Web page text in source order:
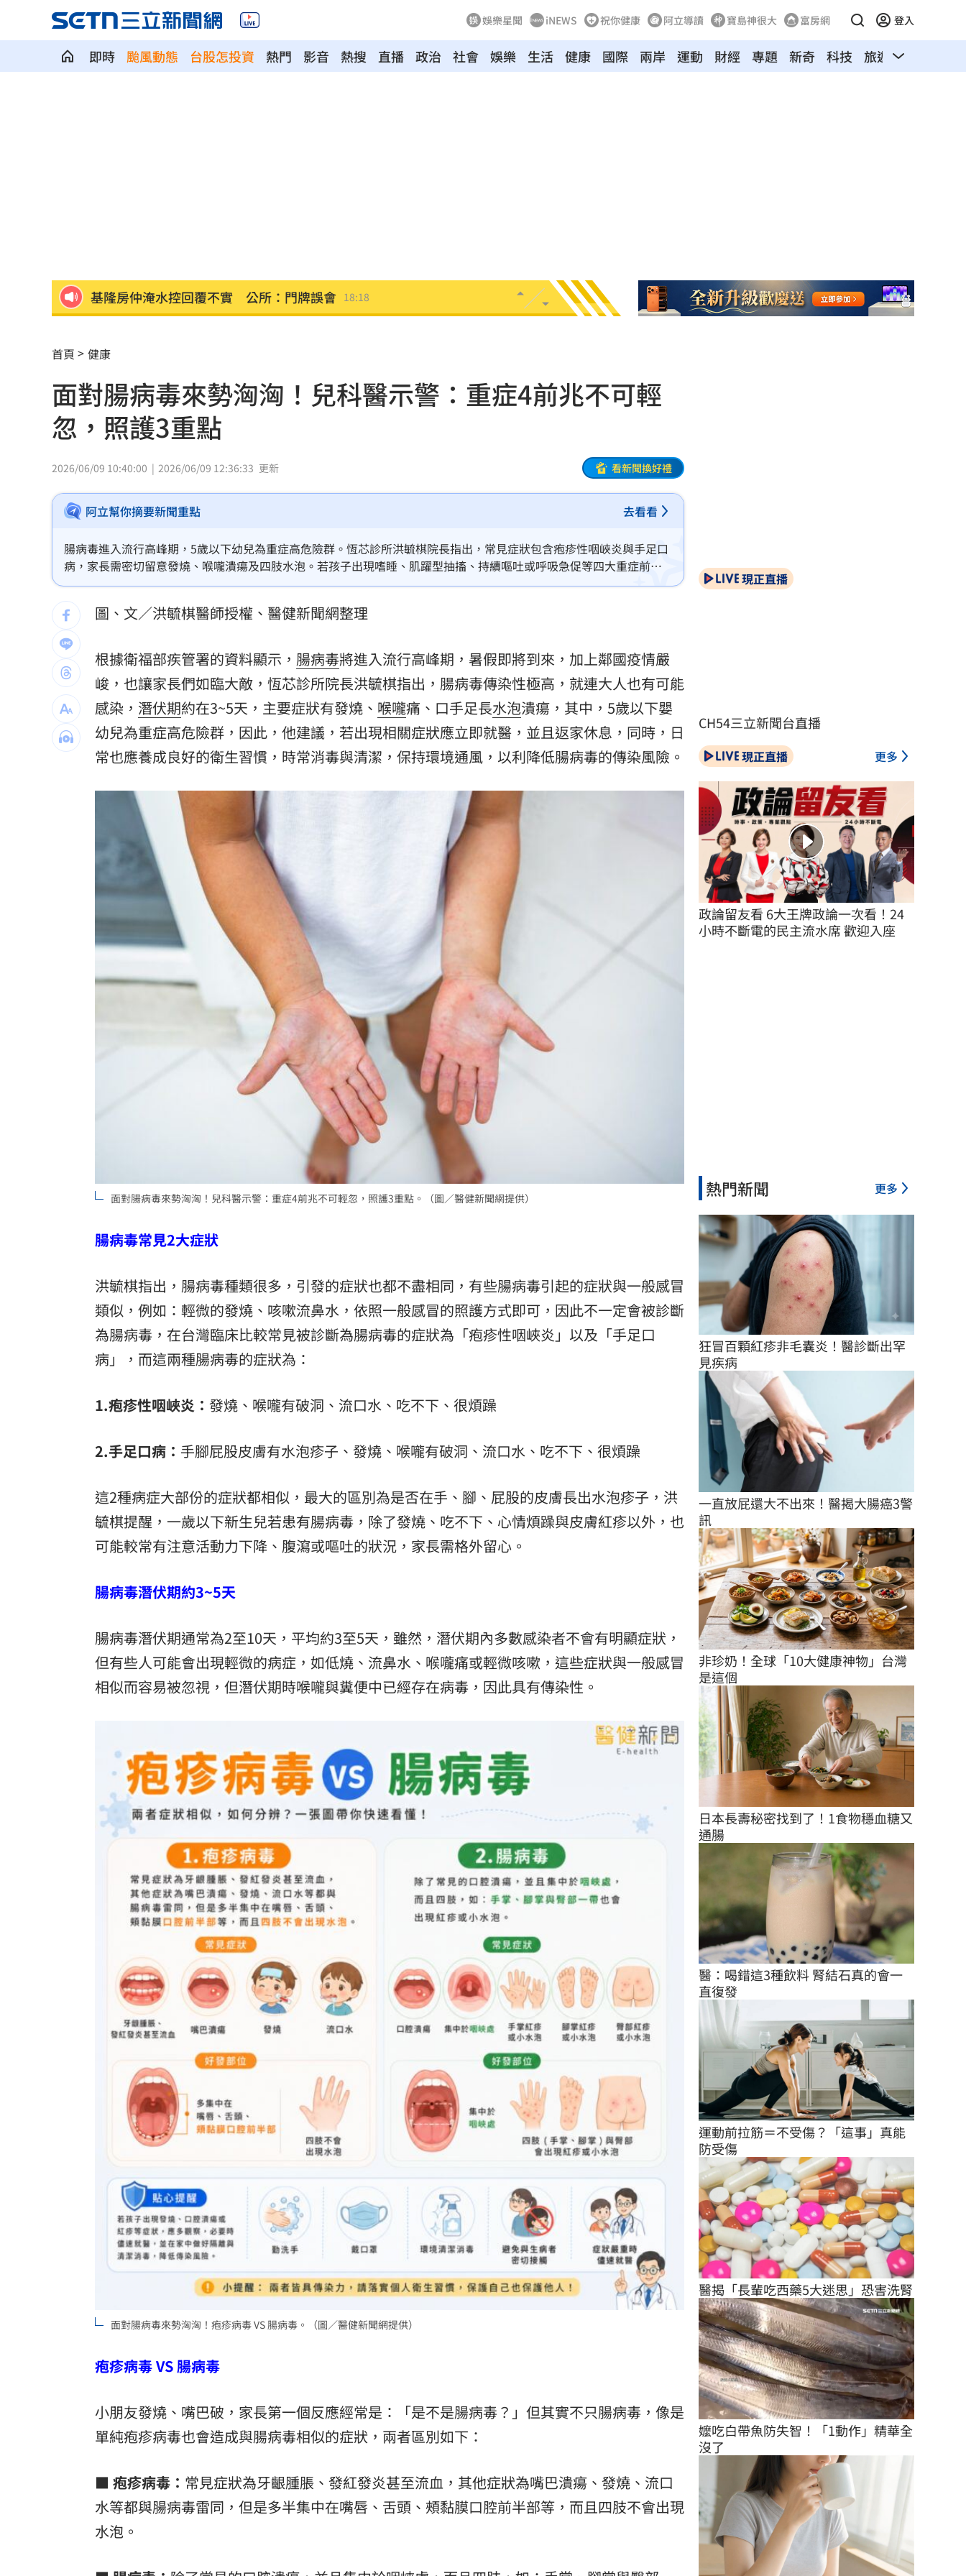
娛樂星聞 iNEWS 祝你健康 阿立導讀 寶島神很大 富房網 登入
即時 颱風動態 台股怎投資 熱門 影音 熱搜 直播 政治 社會 娛樂 生活 健康 國際 兩岸 運動 財經 專題 新奇 科技 旅遊 汽車
星二代闖好聲音挨轟 歌手親姊心疼發聲了 18:13
波克夏出手 砸百億美元投資Alphabet 18:12
黃仁勳告白喜歡華莎！她尬稱：不知他是誰
風大雨大沒放假？她轟蔣萬安用1句話卸責
白海豚沒陸警卻比巴威有感！氣象署曝關鍵
金價1週漲300美元！一票華爾街分析師看多 18:07
獨／田路路生活陷困境！女歌手超狂暖舉曝 18:01
台指期破45000點 本週聚焦鴻海、大立光 17:56
斗六小貨車窗被惡意砸破！車內慘遭搜刮 17:50
台灣彩券開獎直播中 20:31
LIVE三立+24小時直播
三立iNEWS新聞台線上直播 18:00
商場戰國來臨 台中「頂奢大道」逐漸成形
台彩父親節推新刮刮樂千萬頭獎超「爸」氣
「拍片人的多重宇宙」職涯論壇9/12登場！
8國球員齊聚高雄 Formosa 7s掀足球熱潮
理想混蛋號召粉絲跨海追星吃美食！ 18:15
首頁 健康
面對腸病毒來勢洶洶！兒科醫示警：重症4前兆不可輕
忽，照護3重點
2026/06/09 10:40:00 2026/06/09 12:36:33 更新 看新聞換好禮
阿立幫你摘要新聞重點 去看看
腸病毒進入流行高峰期，5歲以下幼兒為重症高危險群。恆芯診所洪毓棋院長指出，常見症狀包含疱疹性咽峽炎與手足口
病，家長需密切留意發燒、喉嚨潰瘍及四肢水泡。若孩子出現嗜睡、肌躍型抽搐、持續嘔吐或呼吸急促等四大重症前
兆，應立即就醫。居家照護建議少量多次補充電解質水，並提供布丁、仙草等溫涼軟質食物緩解不適。勤洗手、以漂白
水消毒環境，是預防腸病毒傳染、守護健康的關鍵。
圖、文／洪毓棋醫師授權、醫健新聞網整理
根據衛福部疾管署的資料顯示， 腸病毒將進入流行高峰期，暑假即將到來，加上鄰國疫情嚴
峻，也讓家長們如臨大敵，恆芯診所院長洪毓棋指出，腸病毒傳染性極高，就連大人也有可能
感染， 潛伏期約在3~5天，主要症狀有發燒、 喉嚨痛、口手足長水泡潰瘍，其中，5歲以下嬰
幼兒為重症高危險群，因此，他建議，若出現相關症狀應立即就醫，並且返家休息，同時，日
常也應養成良好的衛生習慣，時常消毒與清潔，保持環境通風，以利降低腸病毒的傳染風險。
面對腸病毒來勢洶洶！兒科醫示警：重症4前兆不可輕忽，照護3重點。（圖／醫健新聞網提供）
腸病毒常見2大症狀
洪毓棋指出，腸病毒種類很多，引發的症狀也都不盡相同，有些腸病毒引起的症狀與一般感冒
類似，例如：輕微的發燒、咳嗽流鼻水，依照一般感冒的照護方式即可，因此不一定會被診斷
為腸病毒，在台灣臨床比較常見被診斷為腸病毒的症狀為「疱疹性咽峽炎」以及「手足口
病」，而這兩種腸病毒的症狀為：
1.疱疹性咽峽炎： 發燒、喉嚨有破洞、流口水、吃不下、很煩躁
2.手足口病： 手腳屁股皮膚有水泡疹子、發燒、喉嚨有破洞、流口水、吃不下、很煩躁
這2種病症大部份的症狀都相似，最大的區別為是否在手、腳、屁股的皮膚長出水泡疹子，洪
毓棋提醒，一歲以下新生兒若患有腸病毒，除了發燒、吃不下、心情煩躁與皮膚紅疹以外，也
可能較常有注意活動力下降、腹瀉或嘔吐的狀況，家長需格外留心。
腸病毒潛伏期約3~5天
腸病毒潛伏期通常為2至10天，平均約3至5天，​雖然，潛伏期內多數感染者不會有明顯症狀，
但有些人可能會出現輕微的病症，如低燒、流鼻水、喉嚨痛或輕微咳嗽，這些症狀與一般感冒
相似而容易被忽視，但潛伏期時喉嚨與糞便中已經存在病毒，因此具有傳染性。
面對腸病毒來勢洶洶！疱疹病毒 VS 腸病毒。（圖／醫健新聞網提供）
疱疹病毒 VS 腸病毒
小朋友發燒、嘴巴破，家長第一個反應經常是：「是不是腸病毒？」但其實不只腸病毒，像是
單純疱疹病毒也會造成與腸病毒相似的症狀，兩者區別如下：
■ 疱疹病毒： 常見症狀為牙齦腫脹、發紅發炎甚至流血，其他症狀為嘴巴潰瘍、發燒、流口
水等都與腸病毒雷同，但是多半集中在嘴唇、舌頭、頰黏膜口腔前半部等，而且四肢不會出現
水泡。
現正直播
CH54三立新聞台直播
現正直播 更多
政論留友看 6大王牌政論一次看！24
小時不斷電的民主流水席 歡迎入座
熱門新聞 更多
狂冒百顆紅疹非毛囊炎！醫診斷出罕
見疾病
一直放屁還大不出來！醫揭大腸癌3警
訊
非珍奶！全球「10大健康神物」台灣
是這個
日本長壽秘密找到了！1食物穩血糖又
通腸
醫：喝錯這3種飲料 腎結石真的會一
直復發
運動前拉筋＝不受傷？「這事」真能
防受傷
醫揭「長輩吃西藥5大迷思」恐害洗腎
嬤吃白帶魚防失智！「1動作」精華全
沒了